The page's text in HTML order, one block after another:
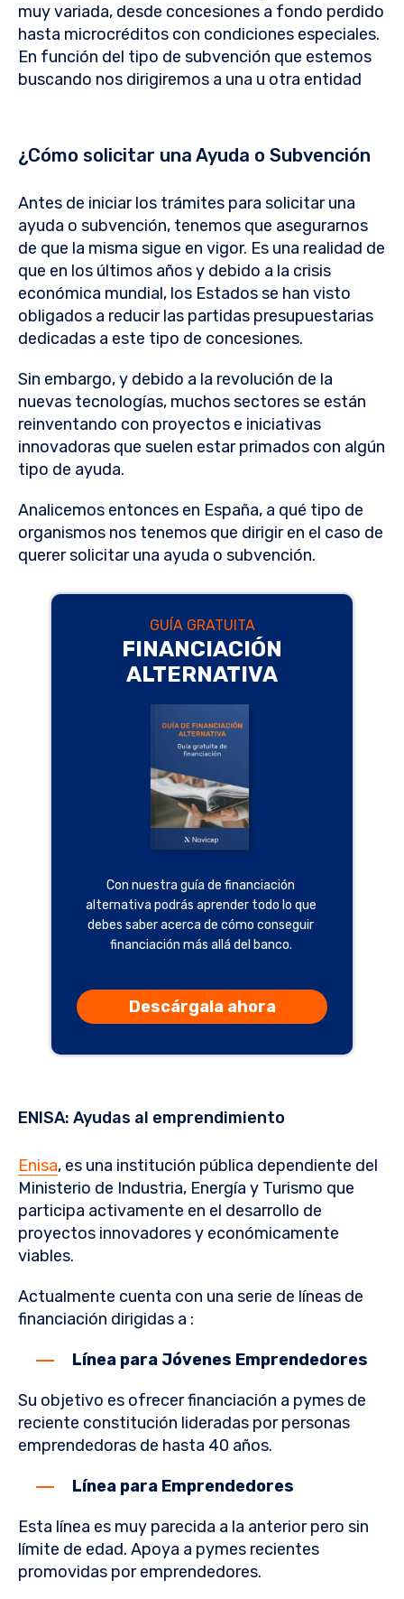
muy variada, desde concesiones a fondo perdido
hasta microcréditos con condiciones especiales.
En función del tipo de subvención que estemos
buscando nos dirigiremos a una u otra entidad
¿Cómo solicitar una Ayuda o Subvención
Antes de iniciar los trámites para solicitar una
ayuda o subvención, tenemos que asegurarnos
de que la misma sigue en vigor. Es una realidad de
que en los últimos años y debido a la crisis
económica mundial, los Estados se han visto
obligados a reducir las partidas presupuestarias
dedicadas a este tipo de concesiones.
Sin embargo, y debido a la revolución de la
nuevas tecnologías, muchos sectores se están
reinventando con proyectos e iniciativas
innovadoras que suelen estar primados con algún
tipo de ayuda.
Analicemos entonces en España, a qué tipo de
organismos nos tenemos que dirigir en el caso de
querer solicitar una ayuda o subvención.
Con nuestra guía de financiación
alternativa podrás aprender todo lo que
debes saber acerca de cómo conseguir
financiación más allá del banco.
FINANCIACIÓN
ALTERNATIVA
GUÍA GRATUITA
Descárgala ahora
ENISA: Ayudas al emprendimiento
Enisa, es una institución pública dependiente del
Ministerio de Industria, Energía y Turismo que
participa activamente en el desarrollo de
proyectos innovadores y económicamente
viables.
Actualmente cuenta con una serie de líneas de
financiación dirigidas a :
Línea para Jóvenes Emprendedores
Su objetivo es ofrecer financiación a pymes de
reciente constitución lideradas por personas
emprendedoras de hasta 40 años.
Línea para Emprendedores
Esta línea es muy parecida a la anterior pero sin
límite de edad. Apoya a pymes recientes
promovidas por emprendedores.